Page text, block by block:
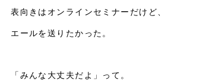
表向きはオンラインセミナーだけど、
エールを送りたかった。
「みんな大丈夫だよ」って。